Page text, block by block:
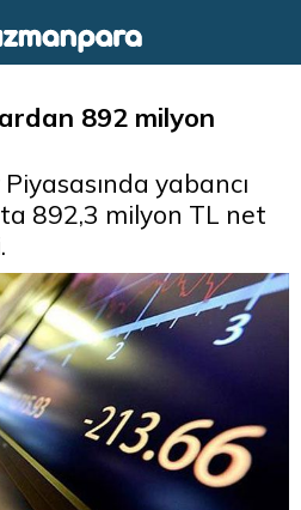
892 milyon
yabancı
892,3 milyon TL net